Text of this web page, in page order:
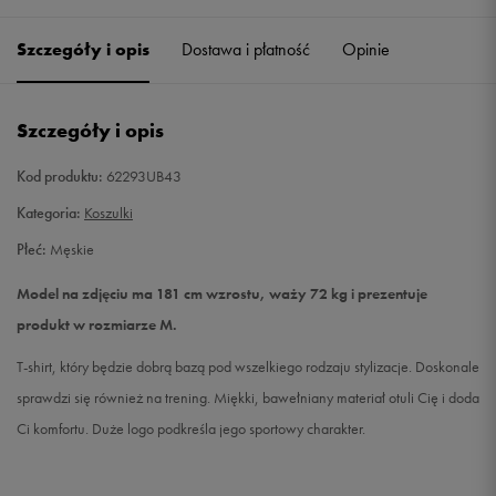
L Powiadom o dostępności
Szczegóły i opis Dostawa i płatność Opinie
Szczegóły i opis
Kod produktu: 62293UB43
Kategoria: Koszulki
Płeć: Męskie
Model na zdjęciu ma 181 cm wzrostu, waży 72 kg i prezentuje
produkt w rozmiarze M.
T-shirt, który będzie dobrą bazą pod wszelkiego rodzaju stylizacje. Doskonale
sprawdzi się również na trening. Miękki, bawełniany materiał otuli Cię i doda
Ci komfortu. Duże logo podkreśla jego sportowy charakter.